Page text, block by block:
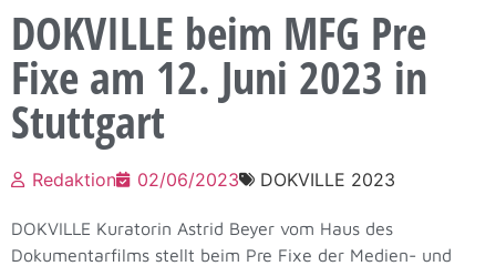
DOKVILLE beim MFG Pre
Fixe am 12. Juni 2023 in
Stuttgart
Redaktion 02/06/2023 DOKVILLE 2023
DOKVILLE Kuratorin Astrid Beyer vom Haus des
Dokumentarfilms stellt beim Pre Fixe der Medien- und